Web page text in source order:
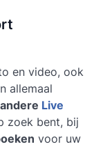
en video, ook
allemaal
Live
zoek bent, bij
voor uw